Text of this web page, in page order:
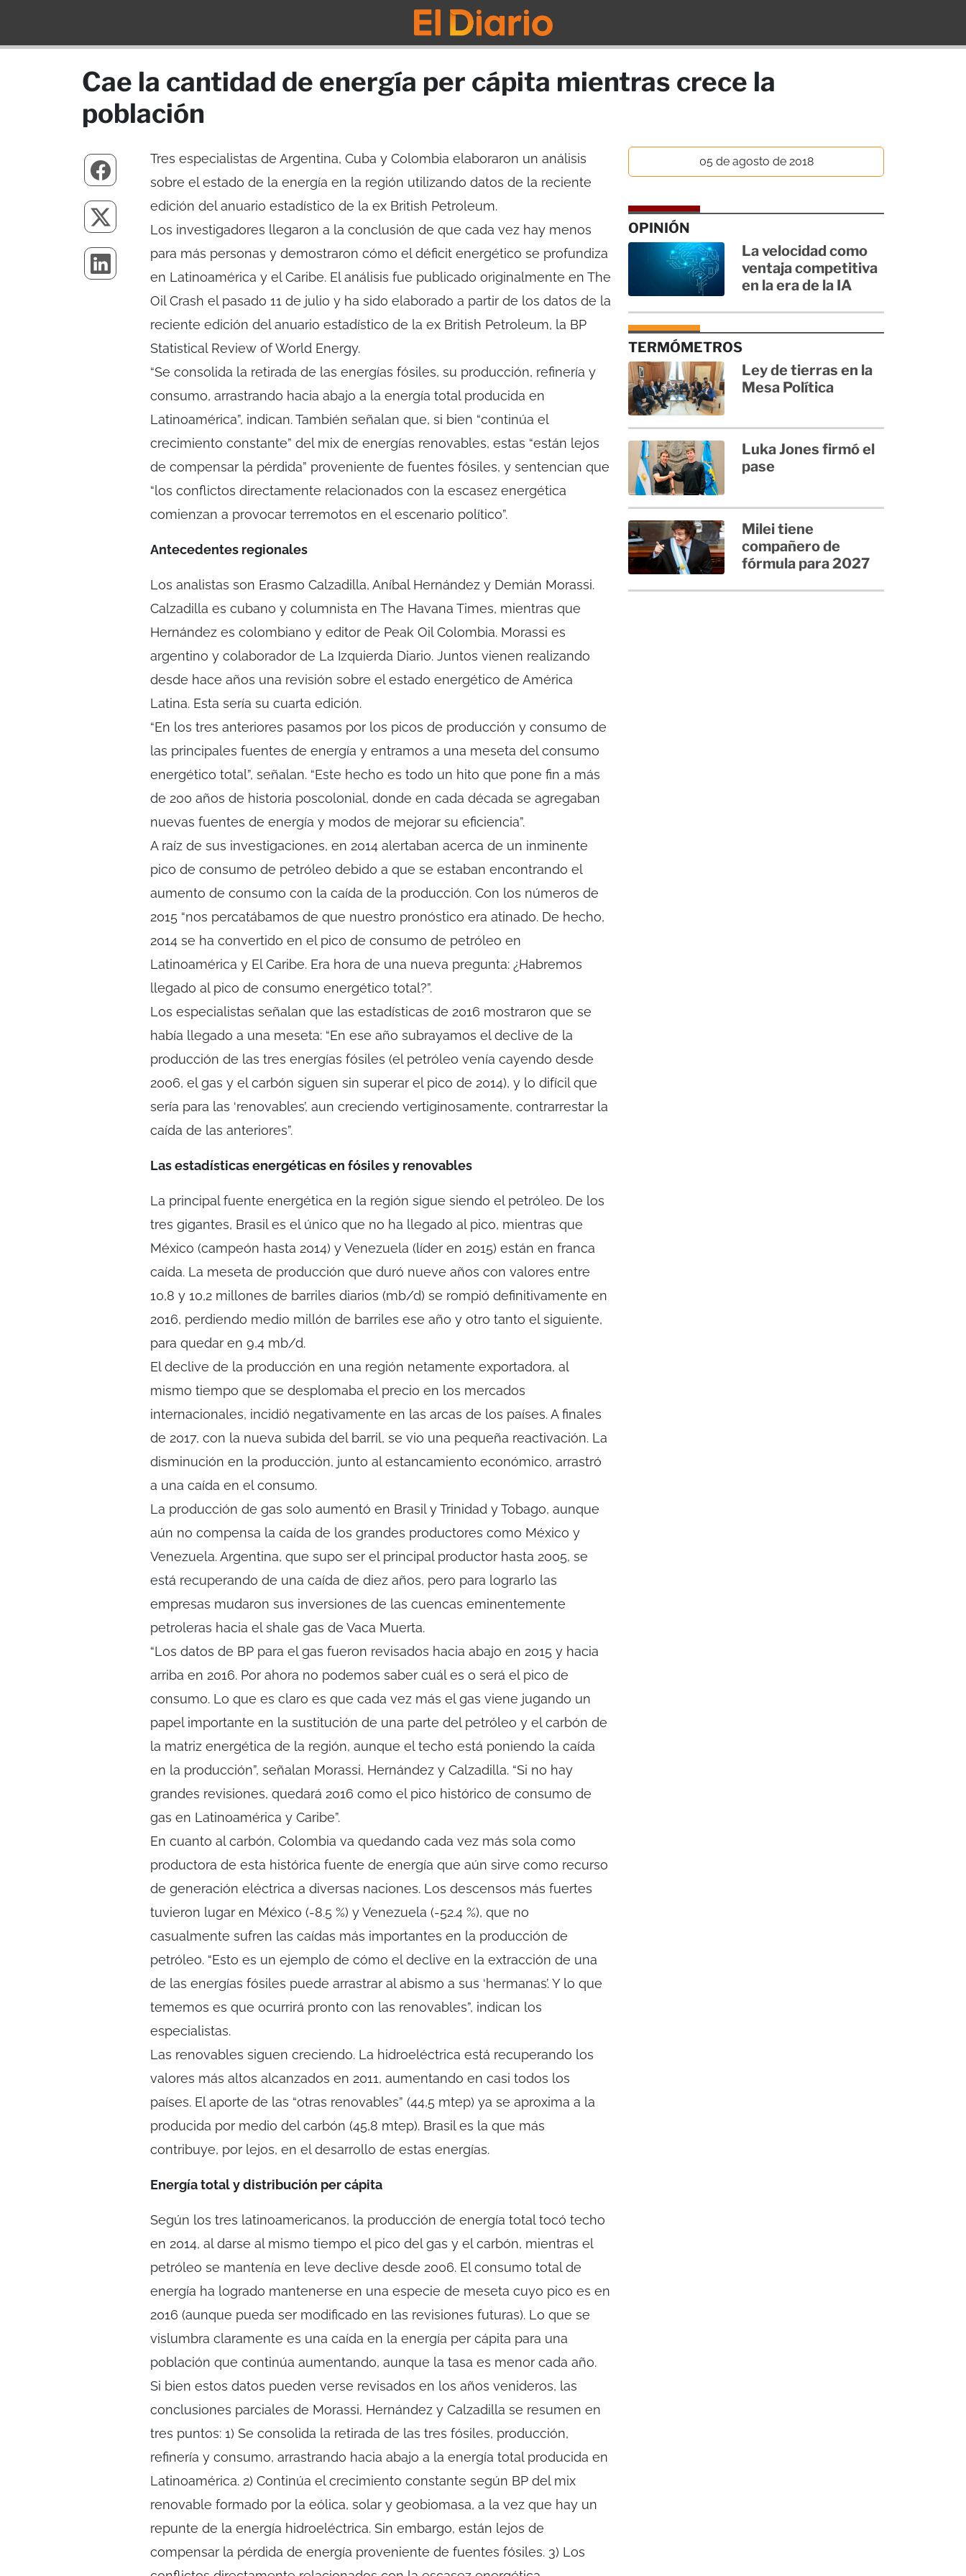
Cae la cantidad de energía per cápita mientras crece la
población
Tres especialistas de Argentina, Cuba y Colombia elaboraron un análisis
sobre el estado de la energía en la región utilizando datos de la reciente
edición del anuario estadístico de la ex British Petroleum.
Los investigadores llegaron a la conclusión de que cada vez hay menos
para más personas y demostraron cómo el déficit energético se profundiza
en Latinoamérica y el Caribe. El análisis fue publicado originalmente en The
Oil Crash el pasado 11 de julio y ha sido elaborado a partir de los datos de la
reciente edición del anuario estadístico de la ex British Petroleum, la BP
Statistical Review of World Energy.
“Se consolida la retirada de las energías fósiles, su producción, refinería y
consumo, arrastrando hacia abajo a la energía total producida en
Latinoamérica”, indican. También señalan que, si bien “continúa el
crecimiento constante” del mix de energías renovables, estas “están lejos
de compensar la pérdida” proveniente de fuentes fósiles, y sentencian que
“los conflictos directamente relacionados con la escasez energética
comienzan a provocar terremotos en el escenario político”.
Antecedentes regionales
Los analistas son Erasmo Calzadilla, Aníbal Hernández y Demián Morassi.
Calzadilla es cubano y columnista en The Havana Times, mientras que
Hernández es colombiano y editor de Peak Oil Colombia. Morassi es
argentino y colaborador de La Izquierda Diario. Juntos vienen realizando
desde hace años una revisión sobre el estado energético de América
Latina. Esta sería su cuarta edición.
“En los tres anteriores pasamos por los picos de producción y consumo de
las principales fuentes de energía y entramos a una meseta del consumo
energético total”, señalan. “Este hecho es todo un hito que pone fin a más
de 200 años de historia poscolonial, donde en cada década se agregaban
nuevas fuentes de energía y modos de mejorar su eficiencia”.
A raíz de sus investigaciones, en 2014 alertaban acerca de un inminente
pico de consumo de petróleo debido a que se estaban encontrando el
aumento de consumo con la caída de la producción. Con los números de
2015 “nos percatábamos de que nuestro pronóstico era atinado. De hecho,
2014 se ha convertido en el pico de consumo de petróleo en
Latinoamérica y El Caribe. Era hora de una nueva pregunta: ¿Habremos
llegado al pico de consumo energético total?”.
Los especialistas señalan que las estadísticas de 2016 mostraron que se
había llegado a una meseta: “En ese año subrayamos el declive de la
producción de las tres energías fósiles (el petróleo venía cayendo desde
2006, el gas y el carbón siguen sin superar el pico de 2014), y lo difícil que
sería para las ‘renovables’, aun creciendo vertiginosamente, contrarrestar la
caída de las anteriores”.
Las estadísticas energéticas en fósiles y renovables
La principal fuente energética en la región sigue siendo el petróleo. De los
tres gigantes, Brasil es el único que no ha llegado al pico, mientras que
México (campeón hasta 2014) y Venezuela (líder en 2015) están en franca
caída. La meseta de producción que duró nueve años con valores entre
10,8 y 10,2 millones de barriles diarios (mb/d) se rompió definitivamente en
2016, perdiendo medio millón de barriles ese año y otro tanto el siguiente,
para quedar en 9,4 mb/d.
El declive de la producción en una región netamente exportadora, al
mismo tiempo que se desplomaba el precio en los mercados
internacionales, incidió negativamente en las arcas de los países. A finales
de 2017, con la nueva subida del barril, se vio una pequeña reactivación. La
disminución en la producción, junto al estancamiento económico, arrastró
a una caída en el consumo.
La producción de gas solo aumentó en Brasil y Trinidad y Tobago, aunque
aún no compensa la caída de los grandes productores como México y
Venezuela. Argentina, que supo ser el principal productor hasta 2005, se
está recuperando de una caída de diez años, pero para lograrlo las
empresas mudaron sus inversiones de las cuencas eminentemente
petroleras hacia el shale gas de Vaca Muerta.
“Los datos de BP para el gas fueron revisados hacia abajo en 2015 y hacia
arriba en 2016. Por ahora no podemos saber cuál es o será el pico de
consumo. Lo que es claro es que cada vez más el gas viene jugando un
papel importante en la sustitución de una parte del petróleo y el carbón de
la matriz energética de la región, aunque el techo está poniendo la caída
en la producción”, señalan Morassi, Hernández y Calzadilla. “Si no hay
grandes revisiones, quedará 2016 como el pico histórico de consumo de
gas en Latinoamérica y Caribe”.
En cuanto al carbón, Colombia va quedando cada vez más sola como
productora de esta histórica fuente de energía que aún sirve como recurso
de generación eléctrica a diversas naciones. Los descensos más fuertes
tuvieron lugar en México (-8.5 %) y Venezuela (-52.4 %), que no
casualmente sufren las caídas más importantes en la producción de
petróleo. “Esto es un ejemplo de cómo el declive en la extracción de una
de las energías fósiles puede arrastrar al abismo a sus ‘hermanas’. Y lo que
tememos es que ocurrirá pronto con las renovables”, indican los
especialistas.
Las renovables siguen creciendo. La hidroeléctrica está recuperando los
valores más altos alcanzados en 2011, aumentando en casi todos los
países. El aporte de las “otras renovables” (44,5 mtep) ya se aproxima a la
producida por medio del carbón (45,8 mtep). Brasil es la que más
contribuye, por lejos, en el desarrollo de estas energías.
Energía total y distribución per cápita
Según los tres latinoamericanos, la producción de energía total tocó techo
en 2014, al darse al mismo tiempo el pico del gas y el carbón, mientras el
petróleo se mantenía en leve declive desde 2006. El consumo total de
energía ha logrado mantenerse en una especie de meseta cuyo pico es en
2016 (aunque pueda ser modificado en las revisiones futuras). Lo que se
vislumbra claramente es una caída en la energía per cápita para una
población que continúa aumentando, aunque la tasa es menor cada año.
Si bien estos datos pueden verse revisados en los años venideros, las
conclusiones parciales de Morassi, Hernández y Calzadilla se resumen en
tres puntos: 1) Se consolida la retirada de las tres fósiles, producción,
refinería y consumo, arrastrando hacia abajo a la energía total producida en
Latinoamérica. 2) Continúa el crecimiento constante según BP del mix
renovable formado por la eólica, solar y geobiomasa, a la vez que hay un
repunte de la energía hidroeléctrica. Sin embargo, están lejos de
compensar la pérdida de energía proveniente de fuentes fósiles. 3) Los
05 de agosto de 2018
OPINIÓN
La velocidad como
ventaja competitiva
en la era de la IA
TERMÓMETROS
Ley de tierras en la
Mesa Política
Luka Jones firmó el
pase
Milei tiene
compañero de
fórmula para 2027